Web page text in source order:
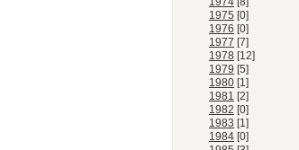
1975 [0]
1976 [0]
1977 [7]
1978 [12]
1979 [5]
1980 [1]
1981 [2]
1982 [0]
1983 [1]
1984 [0]